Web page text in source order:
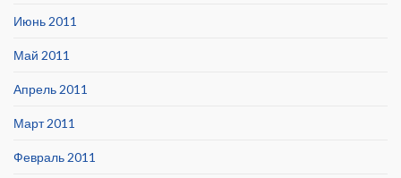
Июнь 2011
Май 2011
Апрель 2011
Март 2011
Февраль 2011